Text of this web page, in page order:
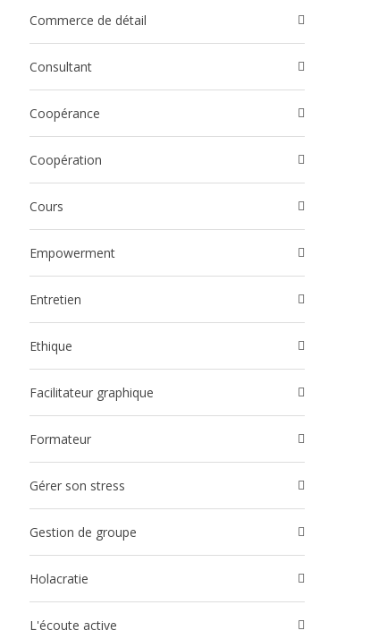
Commerce de détail
Consultant
Coopérance
Coopération
Cours
Empowerment
Entretien
Ethique
Facilitateur graphique
Formateur
Gérer son stress
Gestion de groupe
Holacratie
l'écoute active